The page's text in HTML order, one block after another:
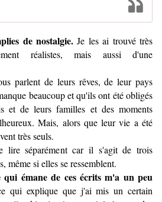
de nostalgie.Je les ai trouvé très
réalistes, mais aussi d'une
parlent de leurs rêves, de leur pays
beaucoup et qu'ils ont été obligés
et de leurs familles et des moments
Mais, alors que leur vie a été
très seuls.
lire séparément car il s'agit de trois
même si elles se ressemblent.
qui émane de ces écrits m'a un peu
qui explique que j'ai mis un certain